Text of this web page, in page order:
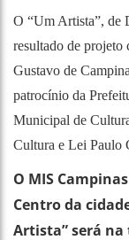
O “Um Artista”, de
resultado de
Gustavo de
patrocínio da
Municipal de
Cultura e Lei Paulo
O MIS
Centro da
Artista” será na